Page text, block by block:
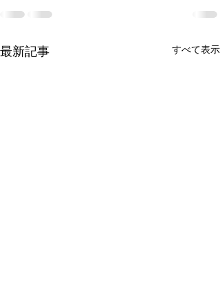
最新記事 すべて表示